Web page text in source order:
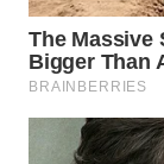
WN
LABUHANBATU
TAPANULI
TENGAH